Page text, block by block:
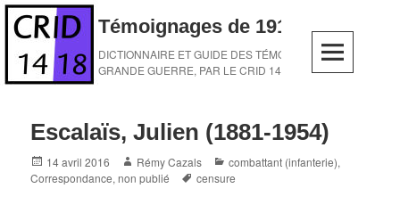
Skip
content
Témoignages de 1914-1918
DICTIONNAIRE ET GUIDE DES TÉMOINS DE LA
GRANDE GUERRE, PAR LE CRID 14-18
Escalaïs, Julien (1881-1954)
Posted
on
14 avril 2016 Author
Rémy Cazals Categories
combattant (infanterie),
Correspondance,non publié Tags
censure